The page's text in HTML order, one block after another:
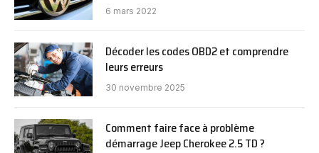
6 mars 2022
Décoder les codes OBD2 et comprendre
leurs erreurs
30 novembre 2025
Comment faire face à problème
démarrage Jeep Cherokee 2.5 TD ?